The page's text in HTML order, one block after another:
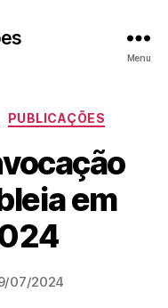
Menu
PUBLICAÇÕES
em
07/2024